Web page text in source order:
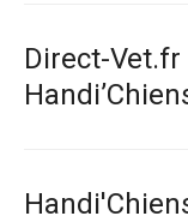
Direct-